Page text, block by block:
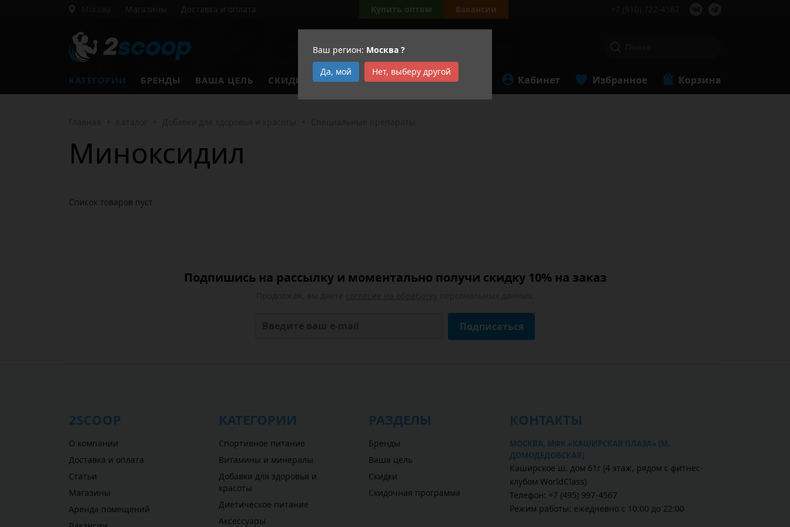
Ваш регион: Москва ?
Да, мой
Нет, выберу другой
Магазины Доставка и оплата Купить оптом Вакансии
КАТЕГОРИИ БРЕНДЫ ВАША ЦЕЛЬ СКИДКИ АКЦИИ Кабинет Избранное Корзина
Миноксидил
Список товаров пуст
Подпишись на рассылку и моментально получи скидку 10% на заказ
Подписаться
2SCOOP
О компании
Доставка и оплата
Статьи
Магазины
Аренда помещений
КАТЕГОРИИ
Спортивное питание
Витамины и минералы
Добавки для здоровья и
красоты
Диетическое питание
Аксессуары
РАЗДЕЛЫ
Бренды
Ваша цель
Скидки
Скидочная программа
КОНТАКТЫ
МОСКВА, МФК «КАШИРСКАЯ ПЛАЗА» (М.
ДОМОДЕДОВСКАЯ)
Каширское ш. дом 61г (4 этаж, рядом с фитнес-
клубом WorldClass)
Телефон: +7 (495) 997-4567
Режим работы: ежедневно с 10:00 до 22:00